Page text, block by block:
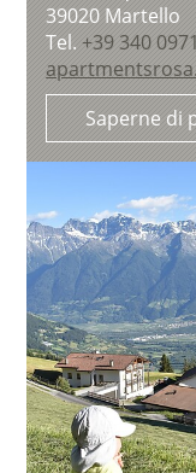
39020 Martello
Tel. +39 340
Saperne di